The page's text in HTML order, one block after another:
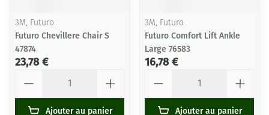
3M, Futuro
Futuro Chevillere Chair S
47874
23,78 €
Ajouter au panier
3M, Futuro
Futuro Comfort Lift Ankle
Large 76583
16,78 €
Ajouter au panier